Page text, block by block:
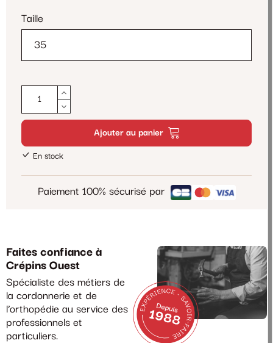
Taille
Ajouter au panier
En stock
Paiement 100% sécurisé par
Faites confiance à
Crépins Ouest
Spécialiste des métiers de
la cordonnerie et de
l’orthopédie au service des
professionnels et
particuliers.